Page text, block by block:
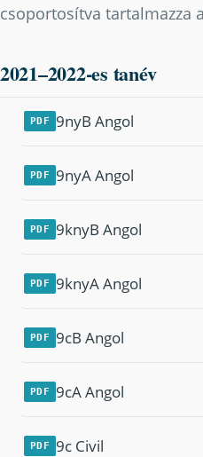
csoportosítva tartalmazza
2021–2022-es tanév
PDF 9nyB Angol
PDF 9nyA Angol
PDF 9knyB Angol
PDF 9knyA Angol
PDF 9cB Angol
PDF 9cA Angol
PDF 9c Civil